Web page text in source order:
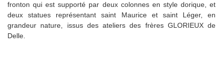
fronton qui est supporté par deux colonnes en style dorique, et
deux statues représentant saint Maurice et saint Léger, en
grandeur nature, issus des ateliers des frères GLORIEUX de
Delle.